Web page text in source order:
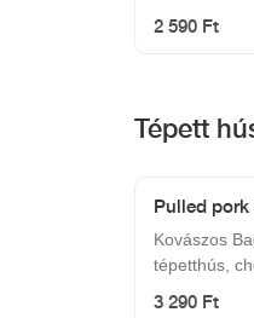
2 590 Ft
Tépett
Pulled
Kovászos
tépetthús,
3 290 Ft